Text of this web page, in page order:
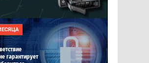
гарантирует